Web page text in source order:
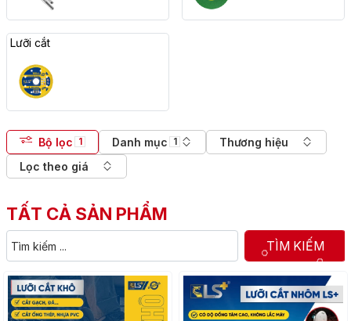
Lưỡi cắt
Bộ lọc 1 Danh mục 1
Thương hiệu
Lọc theo giá
TẤT CẢ SẢN PHẨM
TÌM KIẾM